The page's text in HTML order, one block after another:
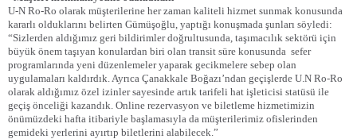
U-N Ro-Ro olarak müşterilerine her zaman kaliteli hizmet sunmak konusunda
kararlı olduklarını belirten Gümüşoğlu, yaptığı konuşmada şunları söyledi:
“Sizlerden aldığımız geri bildirimler doğrultusunda, taşımacılık sektörü için
büyük önem taşıyan konulardan biri olan transit süre konusunda sefer
programlarında yeni düzenlemeler yaparak gecikmelere sebep olan
uygulamaları kaldırdık. Ayrıca Çanakkale Boğazı’ndan geçişlerde U.N Ro-Ro
olarak aldığımız özel izinler sayesinde artık tarifeli hat işleticisi statüsü ile
geçiş önceliği kazandık. Online rezervasyon ve biletleme hizmetimizin
önümüzdeki hafta itibariyle başlamasıyla da müşterilerimiz ofislerinden
gemideki yerlerini ayırtıp biletlerini alabilecek.”